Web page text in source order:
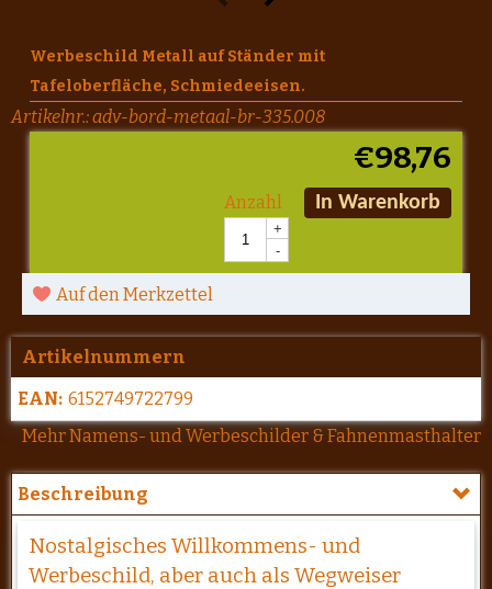
Werbeschild Metall auf Ständer mit
Tafeloberfläche, Schmiedeeisen.
Artikelnr.:adv-bord-metaal-br-335.008
€98,76
Anzahl
+
-
In Warenkorb
Auf den Merkzettel
Artikelnummern
EAN: 6152749722799
Mehr Namens- und Werbeschilder & Fahnenmasthalter
Beschreibung
Nostalgisches Willkommens- und
Werbeschild, aber auch als Wegweiser